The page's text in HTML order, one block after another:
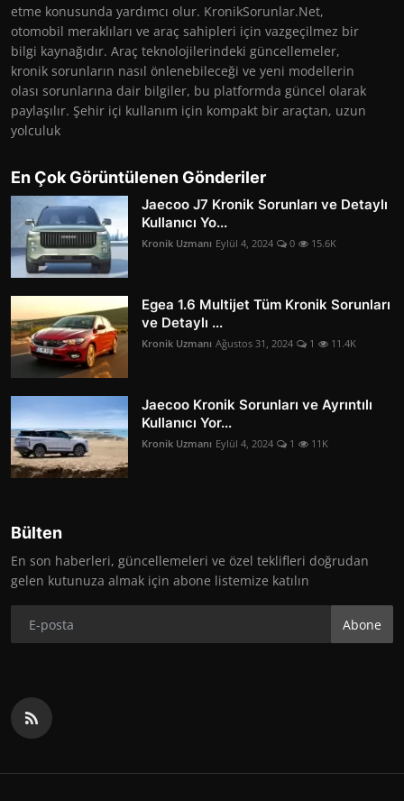
etme konusunda yardımcı olur. KronikSorunlar.Net,
otomobil meraklıları ve araç sahipleri için vazgeçilmez bir
bilgi kaynağıdır. Araç teknolojilerindeki güncellemeler,
kronik sorunların nasıl önlenebileceği ve yeni modellerin
olası sorunlarına dair bilgiler, bu platformda güncel olarak
paylaşılır. Şehir içi kullanım için kompakt bir araçtan, uzun
yolculuk
En Çok Görüntülenen Gönderiler
Jaecoo J7 Kronik Sorunları ve Detaylı
Kullanıcı Yo...
Kronik Uzmanı Eylül 4, 2024 0 15.6K
Egea 1.6 Multijet Tüm Kronik Sorunları
ve Detaylı ...
Kronik Uzmanı Ağustos 31, 2024 1 11.4K
Jaecoo Kronik Sorunları ve Ayrıntılı
Kullanıcı Yor...
Kronik Uzmanı Eylül 4, 2024 1 11K
Bülten
En son haberleri, güncellemeleri ve özel teklifleri doğrudan
gelen kutunuza almak için abone listemize katılın
Abone